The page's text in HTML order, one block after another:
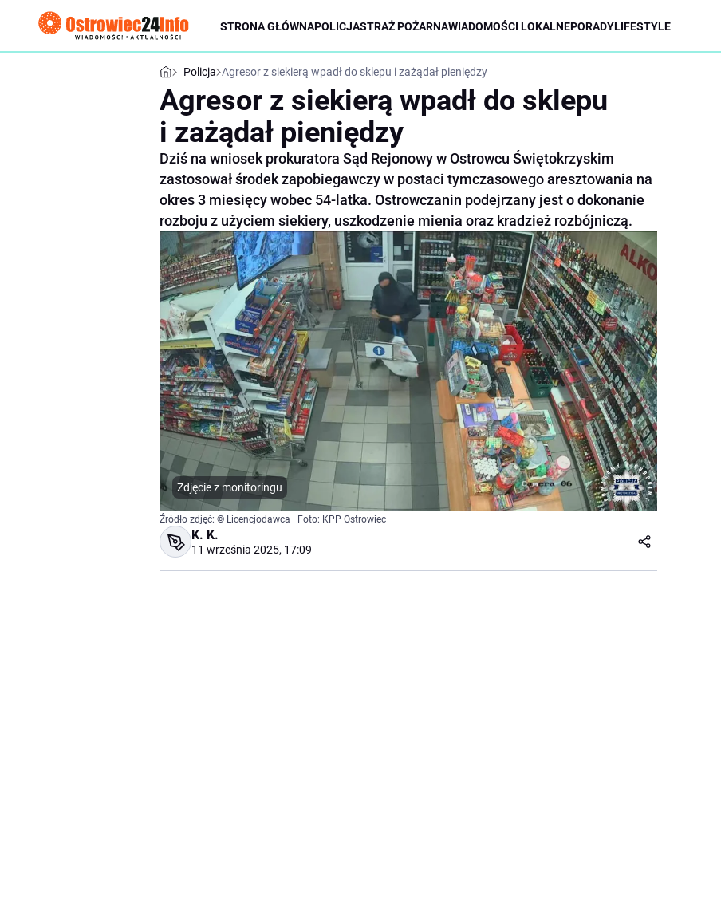
STRONA GŁÓWNAPOLICJASTRAŻ POŻARNAWIADOMOŚCI LOKALNEPORADYLIFESTYLE
Policja Agresor z siekierą wpadł do sklepu i zażądał pieniędzy
Agresor z siekierą wpadł do sklepu
i zażądał pieniędzy
Dziś na wniosek prokuratora Sąd Rejonowy w Ostrowcu Świętokrzyskim
zastosował środek zapobiegawczy w postaci tymczasowego aresztowania na
okres 3 miesięcy wobec 54-latka. Ostrowczanin podejrzany jest o dokonanie
rozboju z użyciem siekiery, uszkodzenie mienia oraz kradzież rozbójniczą.
Zdjęcie z monitoringu
Źródło zdjęć: © Licencjodawca | Foto: KPP Ostrowiec
K. K.
11 września 2025, 17:09